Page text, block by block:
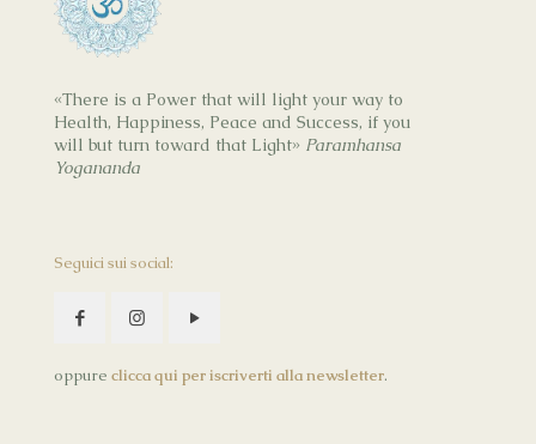
«There is a Power that will light your way to
Health, Happiness, Peace and Success, if you
will but turn toward that Light» Paramhansa
Yogananda
Seguici sui social:
oppure clicca qui per iscriverti alla newsletter.